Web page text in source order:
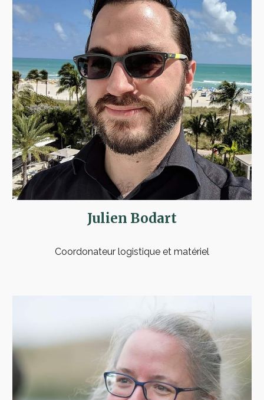
Julien Bodart
Coordonateur logistique et matériel